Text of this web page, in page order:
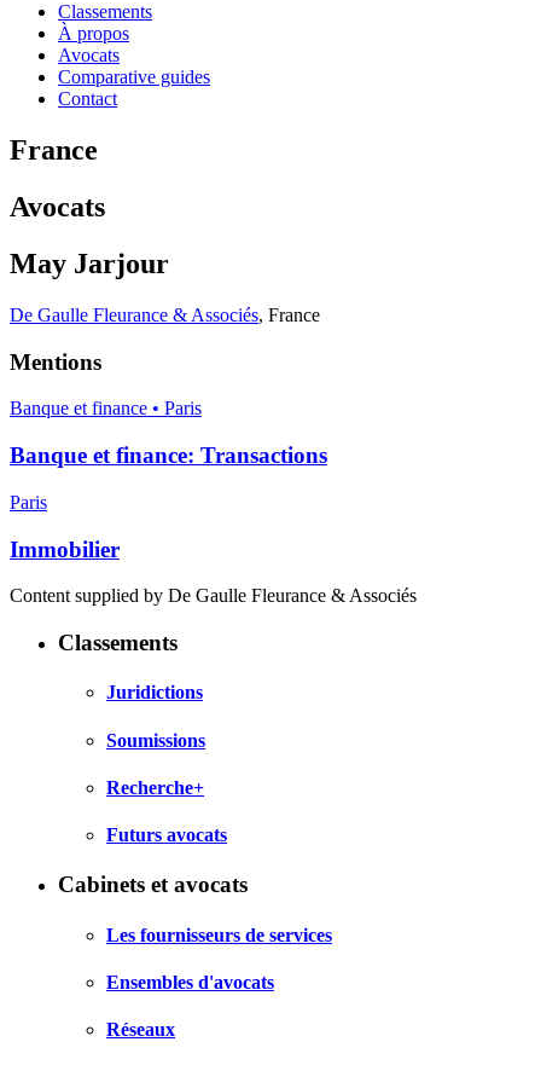
Classements
À propos
Avocats
Comparative guides
Contact
France
Avocats
May Jarjour
De Gaulle Fleurance & Associés, France
Mentions
Banque et finance • Paris
Banque et finance: Transactions
Paris
Immobilier
Content supplied by De Gaulle Fleurance & Associés
Classements
Juridictions
Soumissions
Recherche+
Futurs avocats
Cabinets et avocats
Les fournisseurs de services
Ensembles d'avocats
Réseaux